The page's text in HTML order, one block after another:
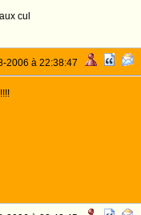
cul
2006 à 22:38:47